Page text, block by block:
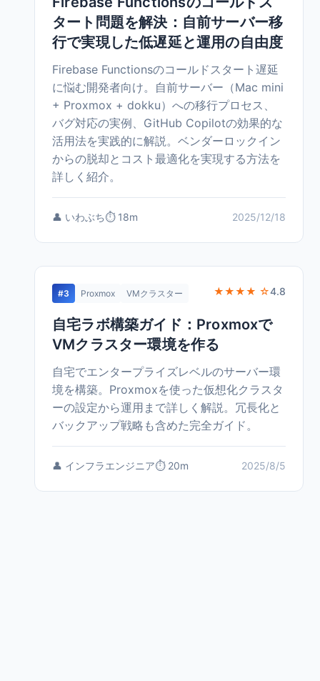
タート問題を解決：自前サーバー移
行で実現した低遅延と運用の自由度
Firebase Functionsのコールドスタート遅延
に悩む開発者向け。自前サーバー（Mac mini
+ Proxmox + dokku）への移行プロセス、
バグ対応の実例、GitHub Copilotの効果的な
活用法を実践的に解説。ベンダーロックイン
からの脱却とコスト最適化を実現する方法を
詳しく紹介。
👤 いわぶち⏱️ 18m 2025/12/18
#3 Proxmox VMクラスター ★★★★ ☆4.8
自宅ラボ構築ガイド：Proxmoxで
VMクラスター環境を作る
自宅でエンタープライズレベルのサーバー環
境を構築。Proxmoxを使った仮想化クラスタ
ーの設定から運用まで詳しく解説。冗長化と
バックアップ戦略も含めた完全ガイド。
👤 インフラエンジニア⏱️ 20m 2025/8/5